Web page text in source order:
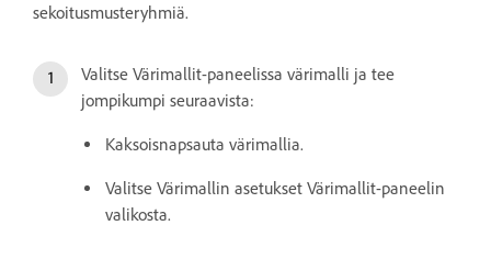
sekoitusmusteryhmiä.
Valitse Värimallit-paneelissa värimalli ja tee
jompikumpi seuraavista:
Kaksoisnapsauta värimallia.
Valitse Värimallin asetukset Värimallit-paneelin
valikosta.